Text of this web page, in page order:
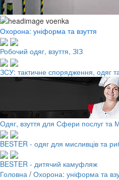
Охорона: уніформа та взуття
Робочий одяг, взуття, ЗІЗ
ЗСУ: тактичне спорядження, одяг
Одяг, взуття для Сфери послуг та
BESTER - одяг для мисливців та
BESTER - дитячий камуфляж
Головна / Охорона: уніформа та